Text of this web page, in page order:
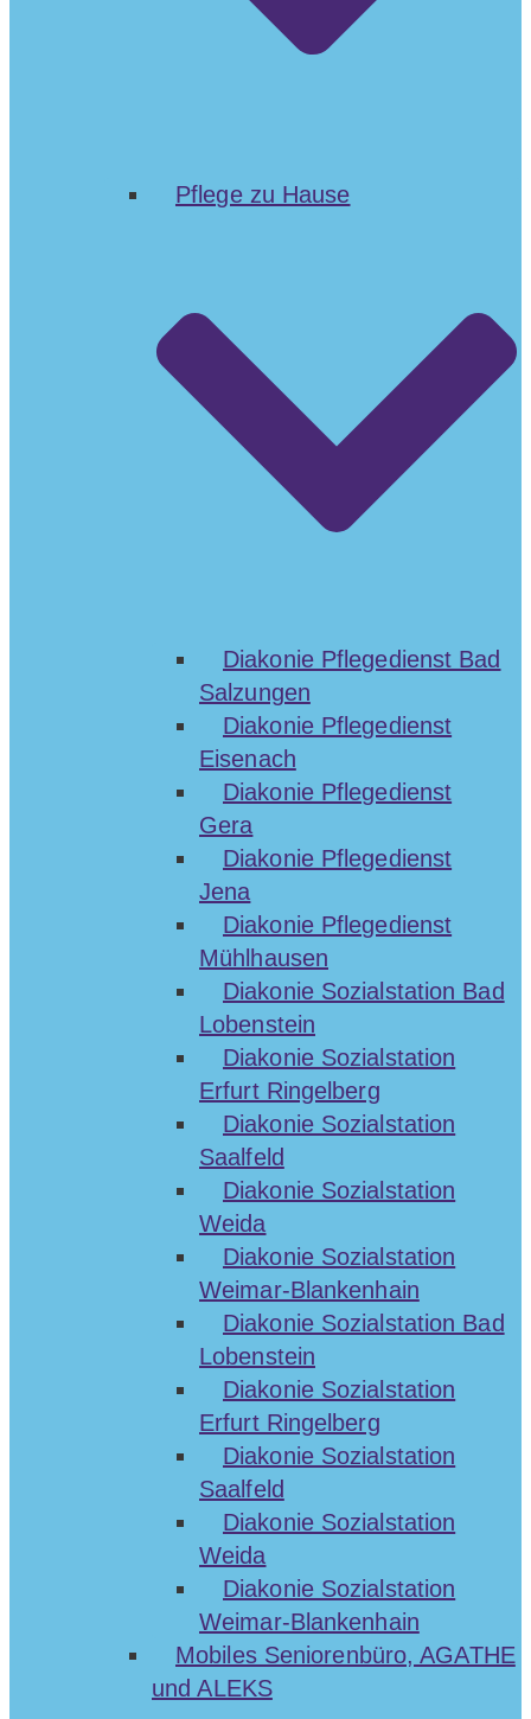
Pflege zu Hause
Diakonie Pflegedienst Bad
Salzungen
Diakonie Pflegedienst
Eisenach
Diakonie Pflegedienst
Gera
Diakonie Pflegedienst
Jena
Diakonie Pflegedienst
Mühlhausen
Diakonie Sozialstation Bad
Lobenstein
Diakonie Sozialstation
Erfurt Ringelberg
Diakonie Sozialstation
Saalfeld
Diakonie Sozialstation
Weida
Diakonie Sozialstation
Weimar-Blankenhain
Diakonie Sozialstation Bad
Lobenstein
Diakonie Sozialstation
Erfurt Ringelberg
Diakonie Sozialstation
Saalfeld
Diakonie Sozialstation
Weida
Diakonie Sozialstation
Weimar-Blankenhain
Mobiles Seniorenbüro, AGATHE
und ALEKS